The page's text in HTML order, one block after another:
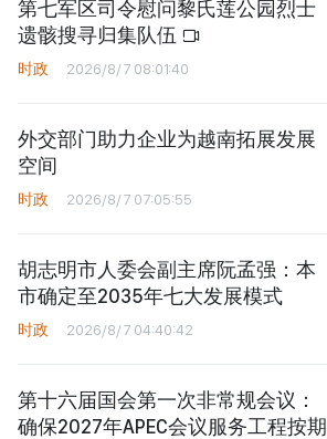
第七军区司令慰问黎氏莲公园烈士
遗骸搜寻归集队伍
时政 2026/8/7 08:01:40
外交部门助力企业为越南拓展发展
空间
时政 2026/8/7 07:05:55
胡志明市人委会副主席阮孟强：本
市确定至2035年七大发展模式
时政 2026/8/7 04:40:42
第十六届国会第一次非常规会议：
确保2027年APEC会议服务工程按期